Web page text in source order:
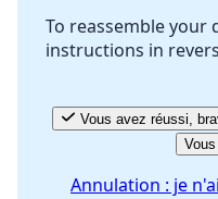
To reassemble your
instructions in
Vous avez réussi,
Annulation : je